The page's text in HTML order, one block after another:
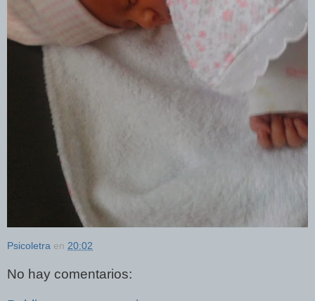
Psicoletra en 20:02
No hay comentarios: